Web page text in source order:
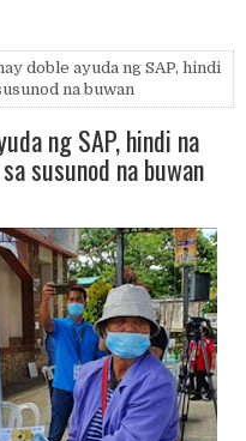
doble ayuda ng SAP, hindi
na buwan
ng SAP, hindi na
susunod na buwan